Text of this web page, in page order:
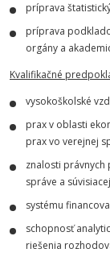
príprava
príprava
orgány a
Kvalifikačné
vysokoškolské
prax v oblasti
prax vo verejnej
znalosti právnych
správe a
systému
schopnosť
riešenia